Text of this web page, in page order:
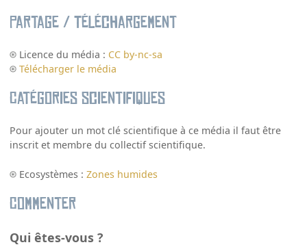
Partage / Téléchargement
Licence du média : CC by-nc-sa
Télécharger le média
Catégories scientifiques
Pour ajouter un mot clé scientifique à ce média il faut être
inscrit et membre du collectif scientifique.
Ecosystèmes :Zones humides
Commenter
Qui êtes-vous ?